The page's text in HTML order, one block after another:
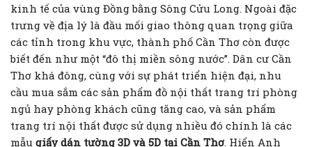
kinh tế của vùng Đồng bằng Sông Cửu Long. Ngoài đặc
trưng về địa lý là đầu mối giao thông quan trọng giữa
các tỉnh trong khu vực, thành phố Cần Thơ còn được
biết đến như một “đô thị miền sông nước”. Dân cư Cần
Thơ khá đông, cùng với sự phát triển hiện đại, nhu
cầu mua sắm các sản phẩm đồ nội thất trang trí phòng
ngủ hay phòng khách cũng tăng cao, và sản phẩm
trang trí nội thất được sử dụng nhiều đó chính là các
mẫu giấy dán tường 3D và 5D tại Cần Thơ. Hiển Anh